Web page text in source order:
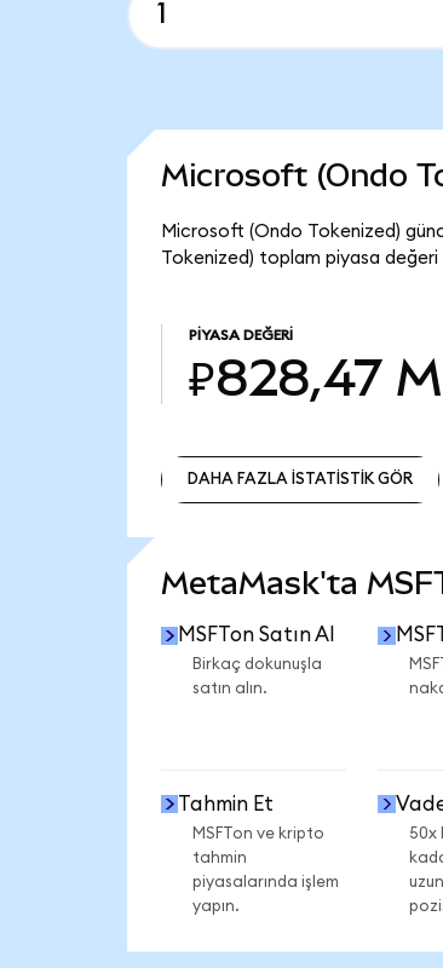
Microsoft (Ondo
Microsoft (Ondo Tokenized)
Tokenized) toplam piyasa değeri
PIYASA DEĞERI
₽828,47
DAHA FAZLA İSTATİSTİK GÖR
MetaMask'ta
MSFTon Satın Al
Birkaç dokunuşla
satın alın.
Tahmin Et
MSFTon ve kripto
tahmin
piyasalarında işlem
yapın.
50x